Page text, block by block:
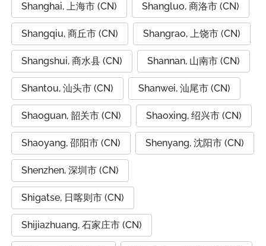
Shanghai, 上海市 (CN) Shangluo, 商洛市 (CN)
Shangqiu, 商丘市 (CN) Shangrao, 上饶市 (CN)
Shangshui, 商水县 (CN) Shannan, 山南市 (CN)
Shantou, 汕头市 (CN) Shanwei, 汕尾市 (CN)
Shaoguan, 韶关市 (CN) Shaoxing, 绍兴市 (CN)
Shaoyang, 邵阳市 (CN) Shenyang, 沈阳市 (CN)
Shenzhen, 深圳市 (CN)
Shigatse, 日喀则市 (CN)
Shijiazhuang, 石家庄市 (CN)